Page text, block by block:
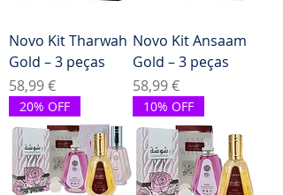
Novo Kit Tharwah
Gold – 3 peças
Preço
58,99 €
Novo Kit Ansaam
Gold – 3 peças
Preço
58,99 €
20% OFF 10% OFF